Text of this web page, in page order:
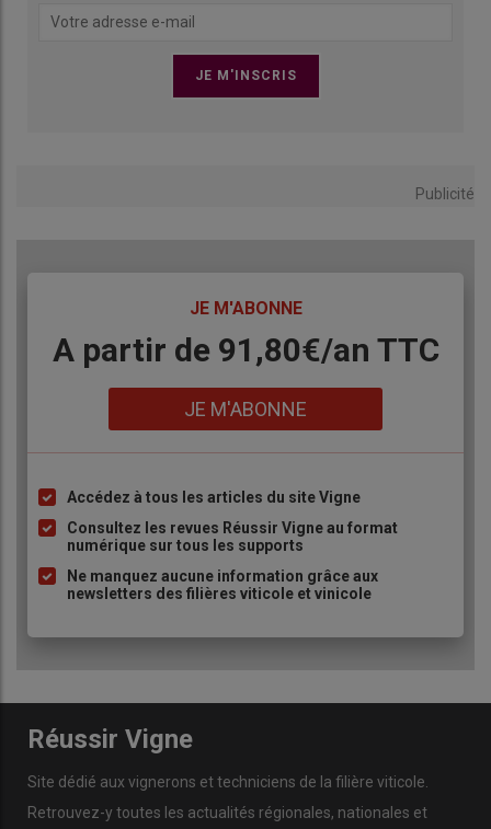
Publicité
JE M'ABONNE
Body
A partir de 91,80€/an​ TTC
JE M'ABONNE
Liste
à
puce
Accédez à tous les articles du site Vigne
Consultez les revues Réussir Vigne au format
numérique sur tous les supports
Ne manquez aucune information grâce aux
newsletters des filières viticole et vinicole
Réussir Vigne
Site dédié aux vignerons et techniciens de la filière viticole.
Retrouvez-y toutes les actualités régionales, nationales et